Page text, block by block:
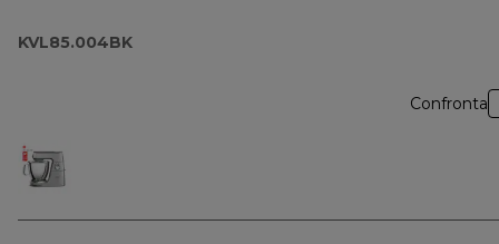
KVL85.004BK
Confronta